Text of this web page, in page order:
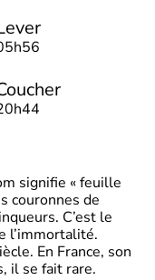
signifie « feuille
couronnes de
C’est le
l’immortalité.
En France, son
il se fait rare.